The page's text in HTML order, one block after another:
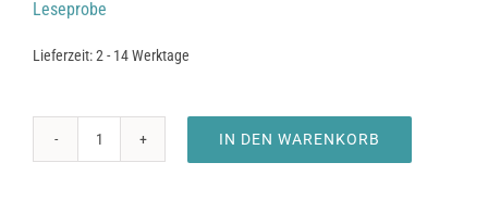
Leseprobe
Lieferzeit:2 - 14 Werktage
Rakete
IN DEN WARENKORB